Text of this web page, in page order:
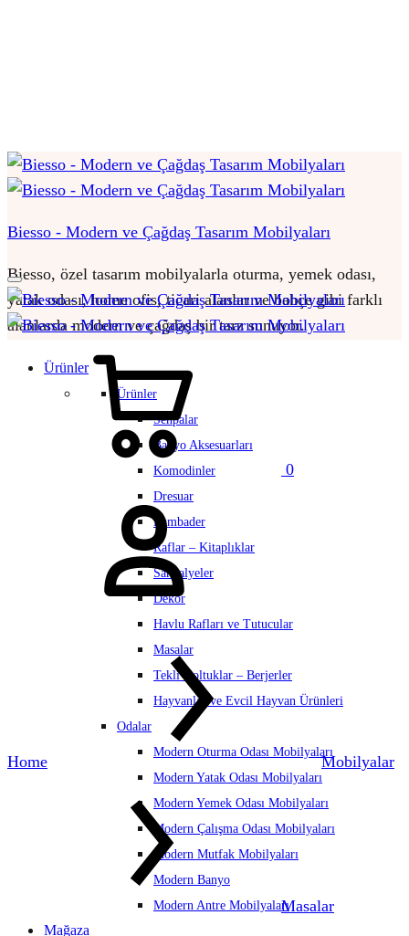
Biesso - Modern ve Çağdaş Tasarım Mobilyaları
Biesso, özel tasarım mobilyalarla oturma, yemek odası,
yatak odası, home ofis, ticari alanlar ve bahçe gibi farklı
alanlarda modern ve çağdaş bir tarz sunuyor.
Ürünler
Ürünler
Sehpalar
Banyo Aksesuarları
Komodinler
Dresuar
Lambader
Raflar – Kitaplıklar
Sandalyeler
Dekor
Havlu Rafları ve Tutucular
Masalar
Tekli Koltuklar – Berjerler
Hayvanlar ve Evcil Hayvan Ürünleri
Odalar
Modern Oturma Odası Mobilyaları
Modern Yatak Odası Mobilyaları
Modern Yemek Odası Mobilyaları
Modern Çalışma Odası Mobilyaları
Modern Mutfak Mobilyaları
Modern Banyo
Modern Antre Mobilyaları
Mağaza
0
Home Mobilyalar
Masalar